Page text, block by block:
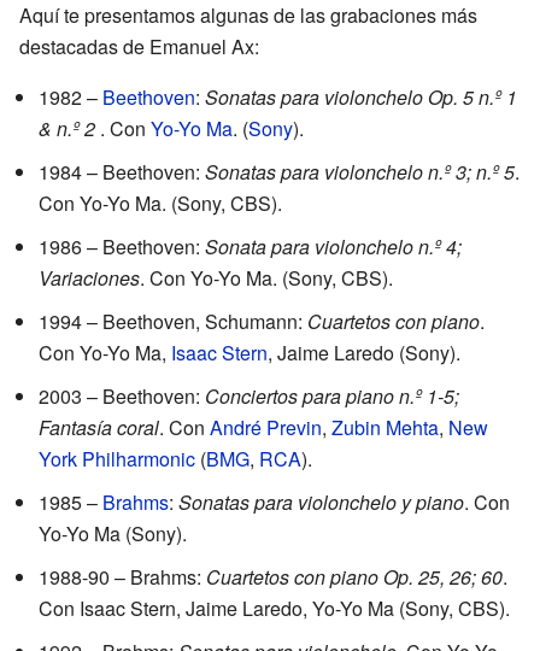
Aquí te presentamos algunas de las grabaciones más
destacadas de Emanuel Ax:
1982 – Beethoven: Sonatas para violonchelo Op. 5 n.º 1
& n.º 2 . Con Yo-Yo Ma. (Sony).
1984 – Beethoven: Sonatas para violonchelo n.º 3; n.º 5.
Con Yo-Yo Ma. (Sony, CBS).
1986 – Beethoven: Sonata para violonchelo n.º 4;
Variaciones. Con Yo-Yo Ma. (Sony, CBS).
1994 – Beethoven, Schumann: Cuartetos con piano.
Con Yo-Yo Ma, Isaac Stern, Jaime Laredo (Sony).
2003 – Beethoven: Conciertos para piano n.º 1-5;
Fantasía coral. Con André Previn, Zubin Mehta, New
York Philharmonic (BMG, RCA).
1985 – Brahms: Sonatas para violonchelo y piano. Con
Yo-Yo Ma (Sony).
1988-90 – Brahms: Cuartetos con piano Op. 25, 26; 60.
Con Isaac Stern, Jaime Laredo, Yo-Yo Ma (Sony, CBS).